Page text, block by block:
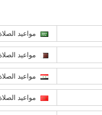
مواعيد
مواعيد
مواعيد
مواعيد